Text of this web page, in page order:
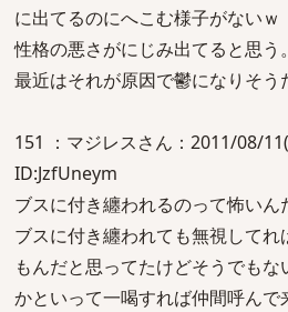
に出てるのにへこむ様子がないｗ
性格の悪さがにじみ出てると思う
最近はそれが原因で鬱になりそう
151 ：マジレスさん：2011/08/
ID:JzfUneym
ブスに付き纏われるのって怖いん
ブスに付き纏われても無視して
もんだと思ってたけどそうでもな
かといって一喝すれば仲間呼んで